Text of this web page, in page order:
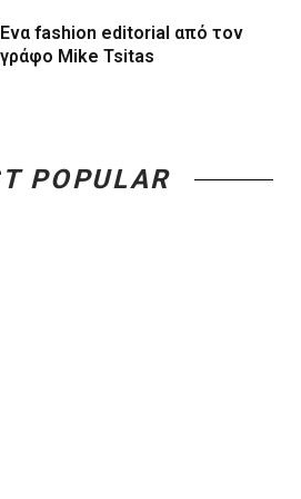
fashion editorial από τον
Mike Tsitas
POPULAR